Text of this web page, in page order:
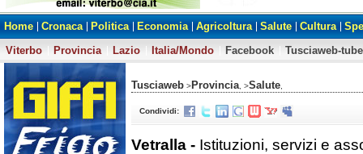
Home Cronaca Politica Economia Agricoltura Salute Cultura
Viterbo
Provincia Lazio Italia/Mondo Facebook Tusciaweb-tube
Tusciaweb >Provincia , >Salute
Condividi:
Vetralla - Istituzioni, servizi e